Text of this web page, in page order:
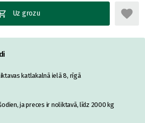
Uz grozu
katlakalnā ielā 8, rīgā
ja preces ir noliktavā, līdz 2000 kg